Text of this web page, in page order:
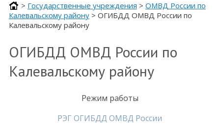
> Государственные учреждения > ОМВД России по
Калевальскому району > ОГИБДД ОМВД России по
Калевальскому району
ОГИБДД ОМВД России по
Калевальскому району
Режим работы
РЭГ ОГИБДД ОМВД России